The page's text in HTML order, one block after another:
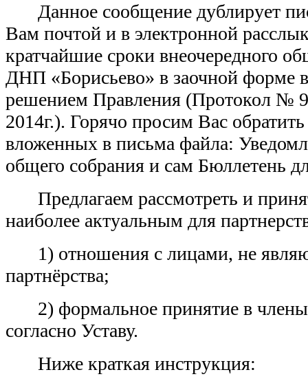
Данное сообщение дублирует
Вам почтой и в электронной
кратчайшие сроки внеочередного
ДНП «Борисьево» в заочной форме в
решением Правления (Протокол №
2014г.). Горячо просим Вас
вложенных в письма файла:
общего собрания и сам Бюллетень
Предлагаем рассмотреть и
наиболее актуальным для
1) отношения с лицами, не
партнёрства;
2) формальное принятие в
согласно Уставу.
Ниже краткая инструкция: